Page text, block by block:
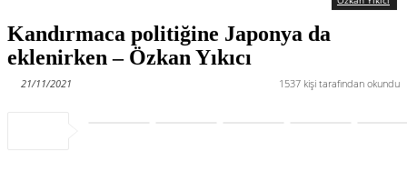
Kandırmaca politiğine Japonya da
eklenirken – Özkan Yıkıcı
1537 kişi tarafından okundu
21/11/2021